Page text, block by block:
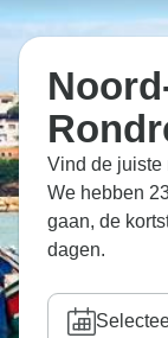
Vind de juiste
We hebben
gaan, de
dagen.